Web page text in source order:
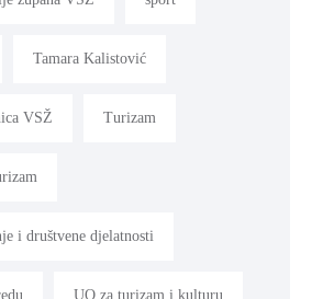
Tamara Kalistović
VSŽ Turizam
i društvene djelatnosti
UO za turizam i kulturu